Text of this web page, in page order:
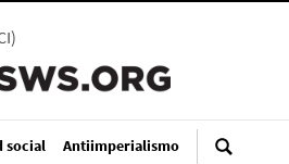
)
social Antiimperialismo